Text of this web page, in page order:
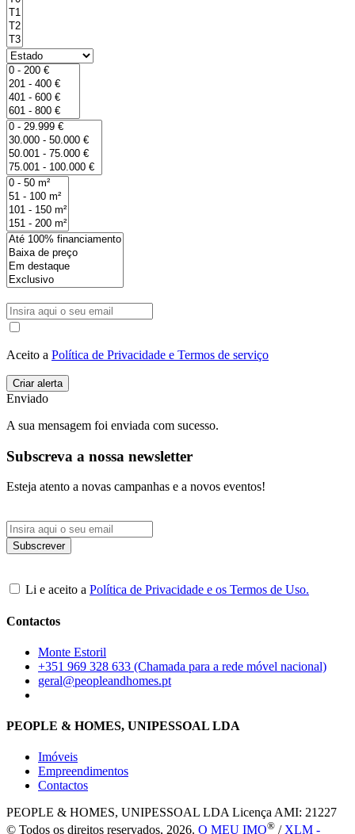
Aceito a Política de Privacidade e Termos de serviço
Enviado
A sua mensagem foi enviada com sucesso.
Subscreva a nossa newsletter
Esteja atento a novas campanhas e a novos eventos!
Li e aceito a Política de Privacidade e os Termos de Uso.
Contactos
Monte Estoril
+351 969 328 633 (Chamada para a rede móvel nacional)
geral@peopleandhomes.pt
PEOPLE & HOMES, UNIPESSOAL LDA
Imóveis
Empreendimentos
Contactos
PEOPLE & HOMES, UNIPESSOAL LDA Licença AMI: 21227
© Todos os direitos reservados, 2026. O MEU IMO® /XLM -